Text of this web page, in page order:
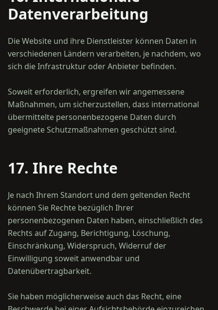
Datenverarbeitung
Die Website und ihre Dienstleister können Daten in
verschiedenen Ländern verarbeiten, je nachdem, wo
sich die Infrastruktur oder Anbieter befinden.
Soweit erforderlich, ergreifen wir angemessene
Maßnahmen, um sicherzustellen, dass international
übermittelte personenbezogene Daten durch
17. Ihre Rechte
Je nach Ihrem Standort und dem geltenden Recht
können Sie Rechte bezüglich Ihrer
personenbezogenen Daten haben, einschließlich des
Rechts auf Zugang, Berichtigung, Löschung,
Einschränkung, Widerspruch, Widerruf der
Einwilligung soweit anwendbar und
Datenübertragbarkeit.
Sie haben möglicherweise auch das Recht, eine